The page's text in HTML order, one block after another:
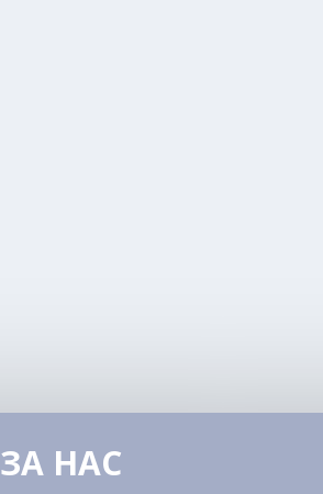
ЗА НАС